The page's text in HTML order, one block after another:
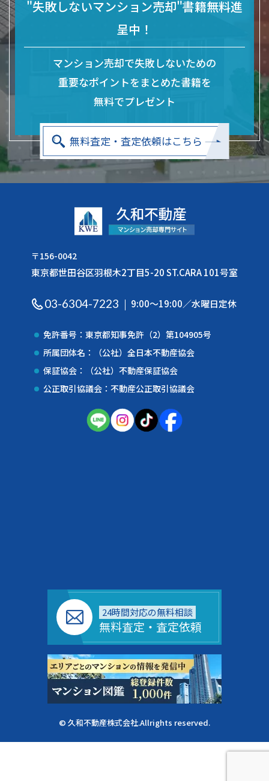
"失敗しないマンション売却"書籍無料進
呈中！
マンション売却で失敗しないための
重要なポイントをまとめた書籍を
無料でプレゼント
無料査定・査定依頼はこちら
〒156-0042
東京都世田谷区羽根木2丁目5-20 ST.CARA 101号室
03-6304-7223 9:00〜19:00／水曜日定休
免許番号：東京都知事免許（2）第104905号
所属団体名：（公社）全日本不動産協会
保証協会：（公社）不動産保証協会
公正取引協議会：不動産公正取引協議会
24時間対応の無料相談
無料査定・査定依頼
© 久和不動産株式会社.Allrights reserved.